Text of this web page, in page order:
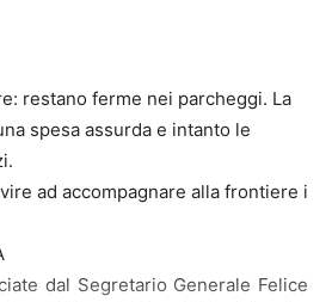
restano ferme nei parcheggi. La
spesa assurda e intanto le
ad accompagnare alla frontiere i
dal Segretario Generale Felice